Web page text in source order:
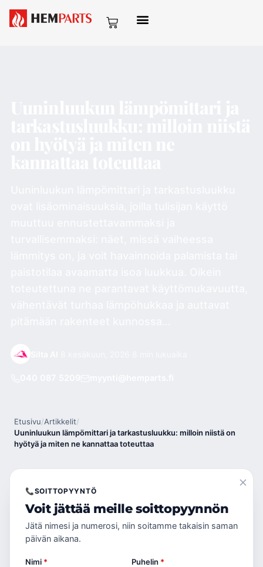
Etusivu/Artikkelit/
Uuninluukun lämpömittari ja tarkastusluukku: milloin niistä on
hyötyä ja miten ne kannattaa toteuttaa
📞SOITTOPYYNTÖ
Voit jättää meille soittopyynnön
Jätä nimesi ja numerosi, niin soitamme takaisin saman
päivän aikana.
Nimi * Puhelin *